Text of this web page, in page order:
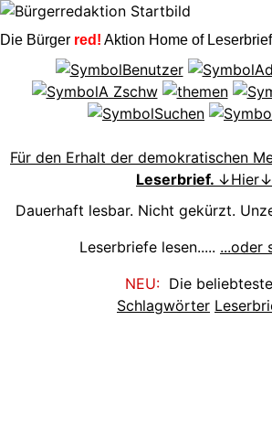
Die Bürger red! Aktion Home of Leserbrief
Für den Erhalt der demokratischen
Leserbrief. ↓Hier↓
Dauerhaft lesbar. Nicht gekürzt.
Leserbriefe lesen..... ...oder
NEU:Die
Schlagwörter